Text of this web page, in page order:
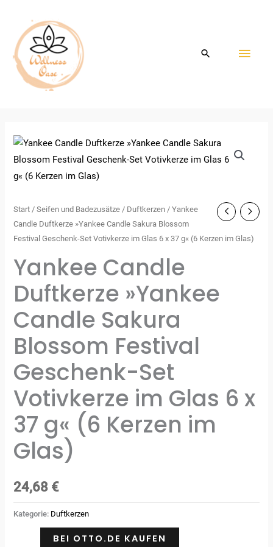
springen
Start /Seifen und Badezusätze / Duftkerzen / Yankee
Candle Duftkerze »Yankee Candle Sakura Blossom
Festival Geschenk-Set Votivkerze im Glas 6 x 37 g« (6 Kerzen im Glas)
Yankee Candle
Duftkerze »Yankee
Candle Sakura
Blossom Festival
Geschenk-Set
Votivkerze im Glas 6 x
37 g« (6 Kerzen im
Glas)
24,68 €
Kategorie: Duftkerzen
BEI OTTO.DE KAUFEN